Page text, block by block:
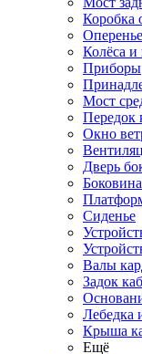
Коробка
Колёса
Приборы
Мост
Передок
Окно
Дверь
Сиденье
Валы
Задок
Лебедка
Крыша
Ещё